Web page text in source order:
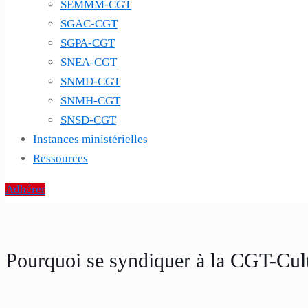
SEMMM-CGT
SGAC-CGT
SGPA-CGT
SNEA-CGT
SNMD-CGT
SNMH-CGT
SNSD-CGT
Instances ministérielles
Ressources
Adhérer
Pourquoi se syndiquer à la CGT-